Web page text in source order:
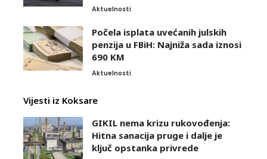
Aktuelnosti
Počela isplata uvećanih julskih
penzija u FBiH: Najniža sada iznosi
690 KM
Aktuelnosti
Vijesti iz Koksare
GIKIL nema krizu rukovođenja:
Hitna sanacija pruge i dalje je
ključ opstanka privrede